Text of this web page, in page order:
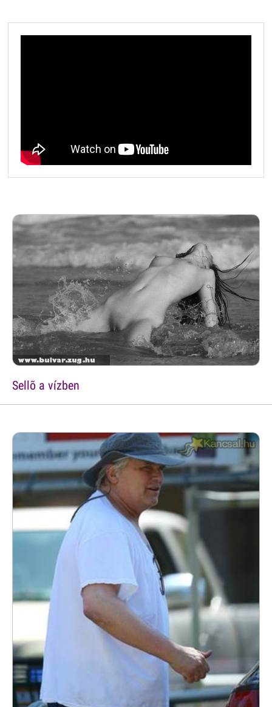
Sellõ a vízben